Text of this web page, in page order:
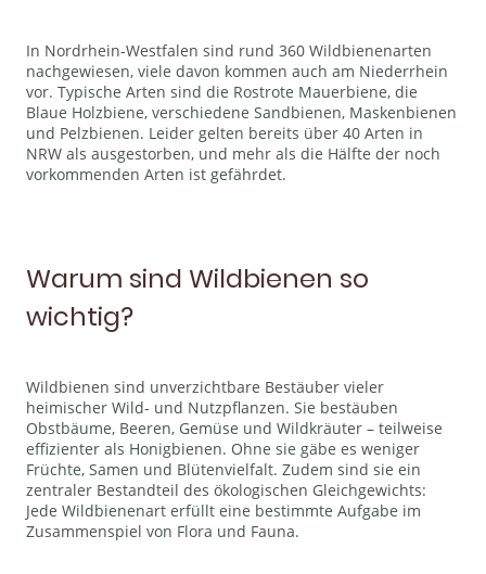
In Nordrhein-Westfalen sind rund 360 Wildbienenarten
nachgewiesen, viele davon kommen auch am Niederrhein
vor. Typische Arten sind die Rostrote Mauerbiene, die
Blaue Holzbiene, verschiedene Sandbienen, Maskenbienen
und Pelzbienen. Leider gelten bereits über 40 Arten in
NRW als ausgestorben, und mehr als die Hälfte der noch
vorkommenden Arten ist gefährdet.
Warum sind Wildbienen so
wichtig?
Wildbienen sind unverzichtbare Bestäuber vieler
heimischer Wild- und Nutzpflanzen. Sie bestäuben
Obstbäume, Beeren, Gemüse und Wildkräuter – teilweise
effizienter als Honigbienen. Ohne sie gäbe es weniger
Früchte, Samen und Blütenvielfalt. Zudem sind sie ein
zentraler Bestandteil des ökologischen Gleichgewichts:
Jede Wildbienenart erfüllt eine bestimmte Aufgabe im
Zusammenspiel von Flora und Fauna.